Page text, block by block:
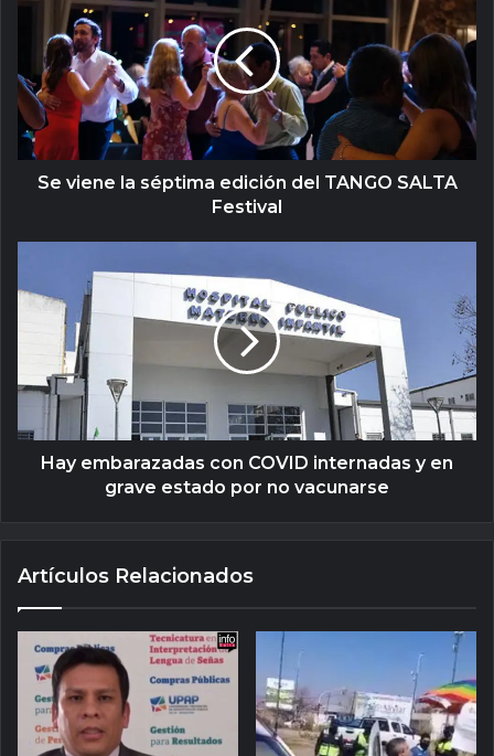
Se viene la séptima edición del TANGO SALTA
Festival
Hay embarazadas con COVID internadas y en
grave estado por no vacunarse
Artículos Relacionados